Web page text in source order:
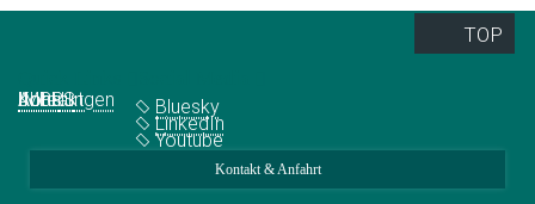
TOP
Abteilungen
IMPRS
Jobs
Kontakt
Bluesky
LinkedIn
Youtube
Kontakt & Anfahrt